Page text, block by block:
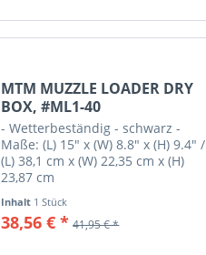
MTM MUZZLE LOADER DRY
BOX, #ML1-40
- Wetterbeständig - schwarz -
Maße: (L) 15" x (W) 8.8" x (H) 9.4" /
(L) 38,1 cm x (W) 22,35 cm x (H)
23,87 cm
Inhalt 1 Stück
38,56 € * 41,95 € *